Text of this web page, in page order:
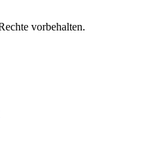
vorbehalten.